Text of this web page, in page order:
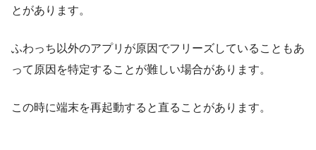
とがあります。
ふわっち以外のアプリが原因でフリーズしていることもあ
って原因を特定することが難しい場合があります。
この時に端末を再起動すると直ることがあります。